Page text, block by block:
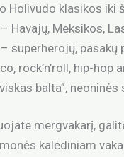
Holivudo klasikos iki
– Havajų, Meksikos,
– superherojų, pasakų
rock’n’roll, hip-hop
balta”,
mergvakarį,
kalėdiniam